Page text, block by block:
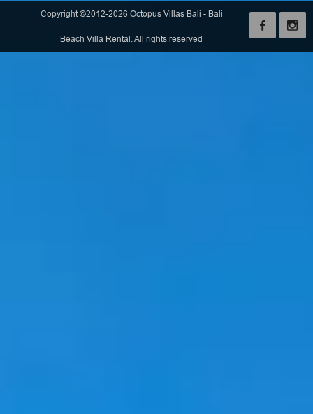
Copyright ©2012-2026 Octopus Villas Bali - Bali
Beach Villa Rental. All rights reserved